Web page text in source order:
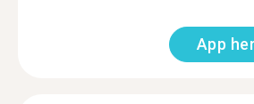
App